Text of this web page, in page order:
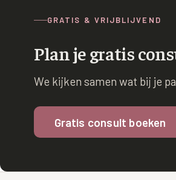
GRATIS & VRIJBLIJVEND
Plan je gratis
We kijken samen wat bij je
Gratis consult boeken